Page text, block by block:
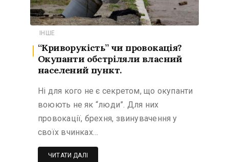
ІНШЕ
“Криворукість” чи провокація?
Окупанти обстріляли власний
населений пункт.
Ні для кого не є секретом, що окупанти
воюють не як “люди”. Для них
провокації, брехня, звинувачення у
своїх вчинках…
ЧИТАТИ ДАЛІ